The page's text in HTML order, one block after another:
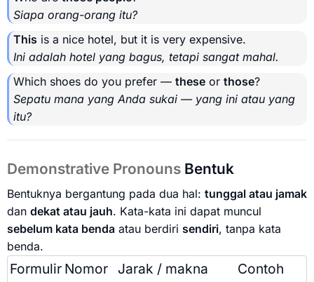
Siapa orang-orang itu?
This is a nice hotel, but it is very expensive.
Ini adalah hotel yang bagus, tetapi sangat mahal.
Which shoes do you prefer — these or those?
Sepatu mana yang Anda sukai — yang ini atau yang
itu?
Demonstrative Pronouns Bentuk
Bentuknya bergantung pada dua hal: tunggal atau jamak
dan dekat atau jauh. Kata-kata ini dapat muncul
sebelum kata benda atau berdiri sendiri, tanpa kata
benda.
Formulir Nomor Jarak / makna Contoh